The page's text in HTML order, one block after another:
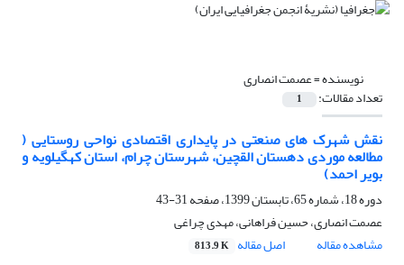
نویسنده =عصمت انصاری
تعداد مقالات: 1
نقش شهرک های صنعتی در پایداری اقتصادی نواحی روستایی (
مطالعه موردی دهستان القچین، شهرستان چرام، استان کهگیلویه و
بویر احمد)
دوره 18، شماره 65، تابستان 1399، صفحه
31-43
عصمت انصاری، حسین فراهانی، مهدی چراغی
مشاهده مقاله
اصل مقاله 813.9 K